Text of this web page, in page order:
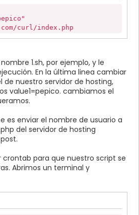
curl/index.php
1.sh, por ejemplo, y le
En la última linea cambiar
nuestro servidor de hosting,
value1=pepico. cambiamos el
es enviar el nombre de usuario a
del servidor de hosting
crontab para que nuestro script se
Abrimos un terminal y